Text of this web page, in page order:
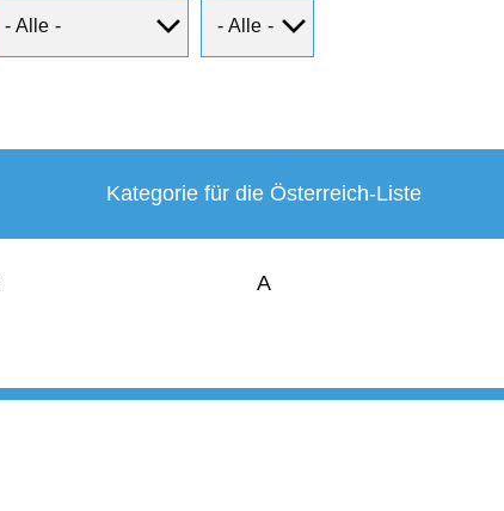
Kategorie für die Österreich-Liste
A